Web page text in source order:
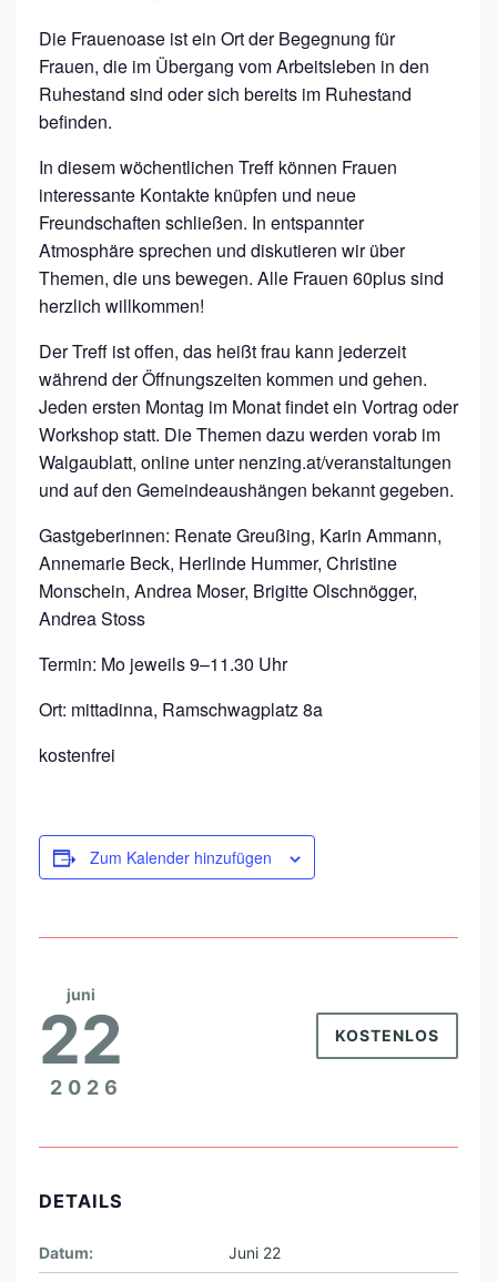
E
6
0
+
Die Frauenoase ist ein Ort der Begegnung für
Frauen, die im Übergang vom Arbeitsleben in den
Ruhestand sind oder sich bereits im Ruhestand
befinden.
In diesem wöchentlichen Treff können Frauen
interessante Kontakte knüpfen und neue
Freundschaften schließen. In entspannter
Atmosphäre sprechen und diskutieren wir über
Themen, die uns bewegen. Alle Frauen 60plus sind
herzlich willkommen!
Der Treff ist offen, das heißt frau kann jederzeit
während der Öffnungszeiten kommen und gehen.
Jeden ersten Montag im Monat findet ein Vortrag oder
Workshop statt. Die Themen dazu werden vorab im
Walgaublatt, online unter nenzing.at/veranstaltungen
und auf den Gemeindeaushängen bekannt gegeben.
Gastgeberinnen: Renate Greußing, Karin Ammann,
Annemarie Beck, Herlinde Hummer, Christine
Monschein, Andrea Moser, Brigitte Olschnögger,
Andrea Stoss
Termin: Mo jeweils 9–11.30 Uhr
Ort: mittadinna, Ramschwagplatz 8a
kostenfrei
Zum Kalender hinzufügen
juni
22
2026
KOSTENLOS
DETAILS
Datum: Juni 22